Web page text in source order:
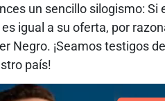
un sencillo silogismo: Si
igual a su oferta, por
Negro. ¡Seamos testigos
país!